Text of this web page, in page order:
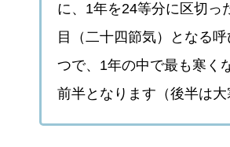
に、1年を24等分に区切っ
目（二十四節気）となる
つで、1年の中で最も寒く
前半となります（後半は大